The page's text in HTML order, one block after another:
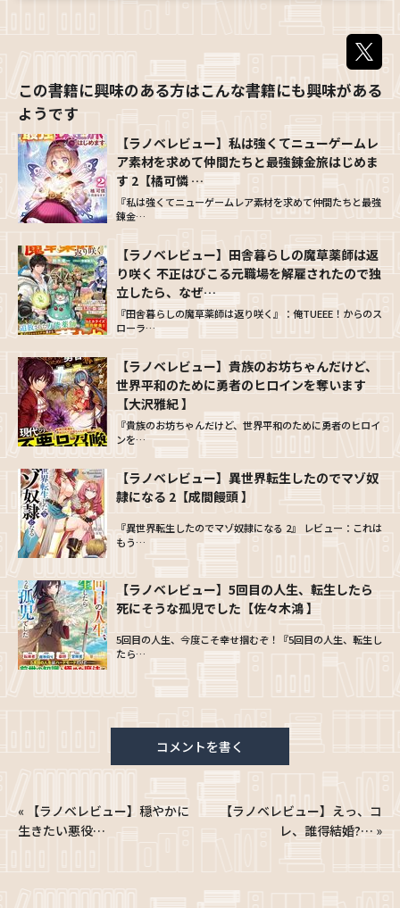
【ラノベレビュー】私は強くてニューゲームレ
ア素材を求めて仲間たちと最強錬金旅はじめま
す 2【橘可憐 …
『私は強くてニューゲームレア素材を求めて仲間たちと最強
錬金…
【ラノベレビュー】田舎暮らしの魔草薬師は返
り咲く 不正はびこる元職場を解雇されたので独
立したら、なぜ…
『田舎暮らしの魔草薬師は返り咲く』：俺TUEEE！からのス
ローラ…
【ラノベレビュー】貴族のお坊ちゃんだけど、
世界平和のために勇者のヒロインを奪います
【大沢雅紀 】
『貴族のお坊ちゃんだけど、世界平和のために勇者のヒロイ
ンを…
【ラノベレビュー】異世界転生したのでマゾ奴
隷になる 2【成間饅頭 】
『異世界転生したのでマゾ奴隷になる 2』 レビュー：これは
もう…
【ラノベレビュー】5回目の人生、転生したら
死にそうな孤児でした【佐々木鴻 】
5回目の人生、今度こそ幸せ掴むぞ！『5回目の人生、転生し
たら…
コメントを書く
«
【ラノベレビュー】穏やかに
生きたい悪役…
【ラノベレビュー】えっ、コ
レ、誰得結婚?… »